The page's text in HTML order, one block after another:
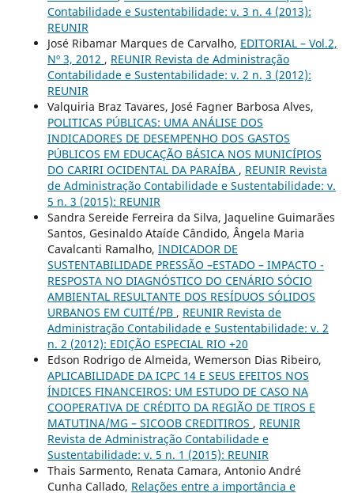
Contabilidade e Sustentabilidade: v. 3 n. 4 (2013):
REUNIR
José Ribamar Marques de Carvalho, EDITORIAL – Vol.2,
Nº 3, 2012 , REUNIR Revista de Administração
Contabilidade e Sustentabilidade: v. 2 n. 3 (2012):
REUNIR
Valquiria Braz Tavares, José Fagner Barbosa Alves,
POLITICAS PÚBLICAS: UMA ANÁLISE DOS
INDICADORES DE DESEMPENHO DOS GASTOS
PÚBLICOS EM EDUCAÇÃO BÁSICA NOS MUNICÍPIOS
DO CARIRI OCIDENTAL DA PARAÍBA , REUNIR Revista
de Administração Contabilidade e Sustentabilidade: v.
5 n. 3 (2015): REUNIR
Sandra Sereide Ferreira da Silva, Jaqueline Guimarães
Santos, Gesinaldo Ataíde Cândido, Ângela Maria
Cavalcanti Ramalho, INDICADOR DE
SUSTENTABILIDADE PRESSÃO –ESTADO – IMPACTO -
RESPOSTA NO DIAGNÓSTICO DO CENÁRIO SÓCIO
AMBIENTAL RESULTANTE DOS RESÍDUOS SÓLIDOS
URBANOS EM CUITÉ/PB , REUNIR Revista de
Administração Contabilidade e Sustentabilidade: v. 2
n. 2 (2012): EDIÇÃO ESPECIAL RIO +20
Edson Rodrigo de Almeida, Wemerson Dias Ribeiro,
APLICABILIDADE DA ICPC 14 E SEUS EFEITOS NOS
ÍNDICES FINANCEIROS: UM ESTUDO DE CASO NA
COOPERATIVA DE CRÉDITO DA REGIÃO DE TIROS E
MATUTINA/MG – SICOOB CREDITIROS , REUNIR
Revista de Administração Contabilidade e
Sustentabilidade: v. 5 n. 1 (2015): REUNIR
Thais Sarmento, Renata Camara, Antonio André
Cunha Callado, Relações entre a importância e